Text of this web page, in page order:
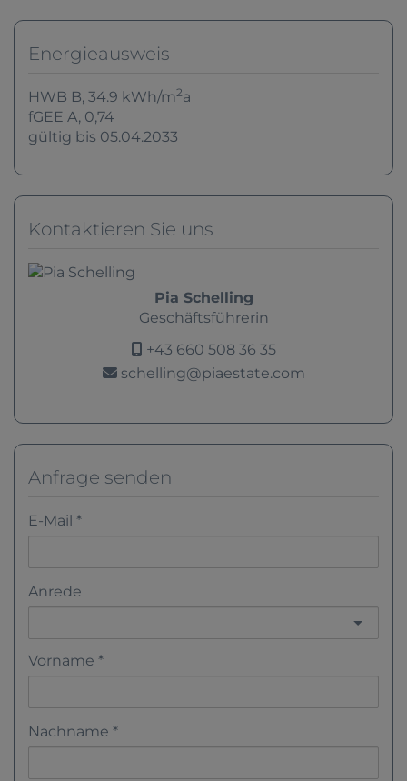
Energieausweis
HWB B, 34.9 kWh/m2a
fGEE A, 0,74
gültig bis 05.04.2033
Kontaktieren Sie uns
Pia Schelling
Geschäftsführerin
+43 660 508 36 35
schelling@piaestate.com
Anfrage senden
E-Mail
Anrede
Vorname
Nachname